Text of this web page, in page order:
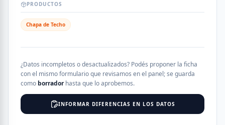
PRODUCTOS
Chapa de Techo
¿Datos incompletos o desactualizados? Podés proponer la ficha
con el mismo formulario que revisamos en el panel; se guarda
como borradorhasta que lo aprobemos.
INFORMAR DIFERENCIAS EN LOS DATOS